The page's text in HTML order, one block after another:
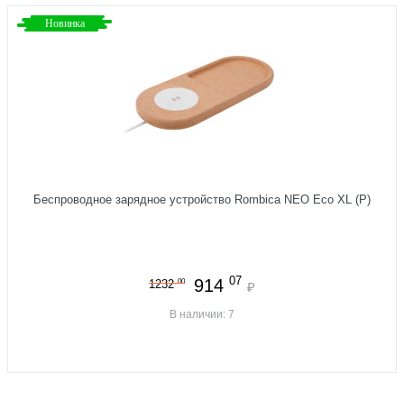
Новинка
Беспроводное зарядное устройство Rombica NEO Eco XL (Р)
1232 00 914 07 ₽
В наличии: 7